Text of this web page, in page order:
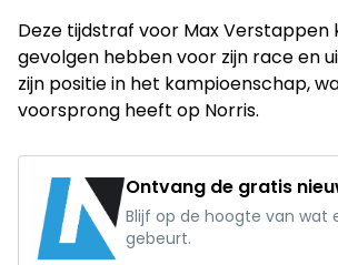
Deze tijdstraf voor Max Verstappen
gevolgen hebben voor zijn race en
zijn positie in het kampioenschap,
voorsprong heeft op Norris.
Ontvang de gratis
Blijf op de hoogte van wat
gebeurt.